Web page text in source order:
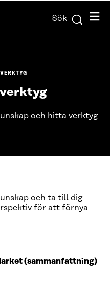
Sök Meny
och hitta verktyg
och ta till dig
för att förnya
(sammanfattning)